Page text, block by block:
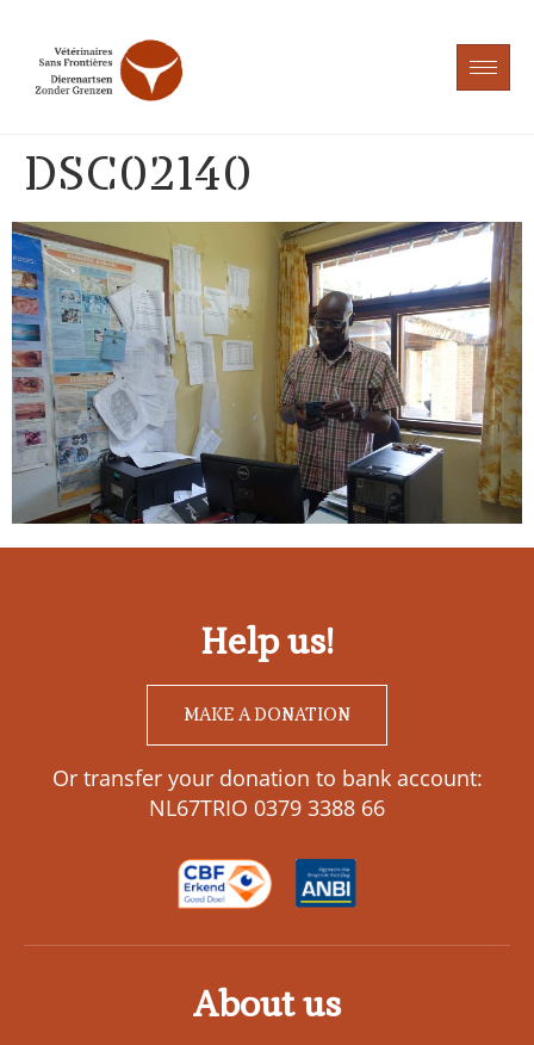
DSC02140
Help us!
MAKE A DONATION
Or transfer your donation to bank account:
NL67TRIO 0379 3388 66
About us